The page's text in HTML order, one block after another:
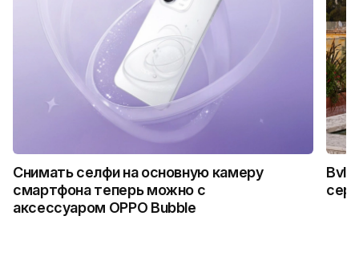
Снимать селфи на основную камеру
смартфона теперь можно с
аксессуаром OPPO Bubble